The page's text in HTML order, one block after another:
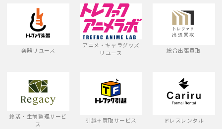
楽器リユース
アニメ・キャラグッズ
リユース
総合出張買取
終活・生前整理サービ
ス
引越＋買取サービス ドレスレンタル